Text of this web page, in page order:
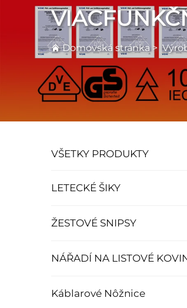
Domovská stránka>
VŠETKY PRODUKTY
LETECKÉ ŠIKY
ŽESTOVÉ SNIPSY
NÁŘADÍ NA LISTOVÉ
Káblarové Nôžnice